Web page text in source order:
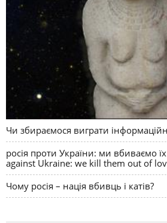
Чи збираємося виграти
росія проти України: ми вбиваємо
against Ukraine: we kill them out of
Чому росія – нація вбивць і катів?